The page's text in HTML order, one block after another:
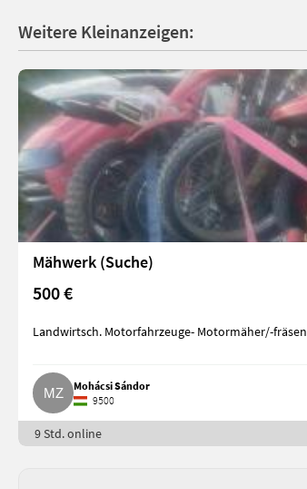
Weitere Kleinanzeigen:
Mähwerk (Suche)
500 €
Landwirtsch. Motorfahrzeuge- Motormäher/-fräsen
Mohácsi Sándor
9500
9 Std. online